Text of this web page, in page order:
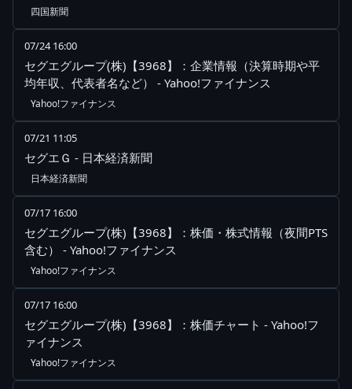
四国新聞
07/24 16:00
セグエグループ(株)【3968】：企業情報（決算時期や平
均年収、代表者名など） - Yahoo!ファイナンス
Yahoo!ファイナンス
07/21 11:05
セグエＧ - 日本経済新聞
日本経済新聞
07/17 16:00
セグエグループ(株)【3968】：株価・株式情報（夜間PTS
含む） - Yahoo!ファイナンス
Yahoo!ファイナンス
07/17 16:00
セグエグループ(株)【3968】：株価チャート - Yahoo!フ
ァイナンス
Yahoo!ファイナンス